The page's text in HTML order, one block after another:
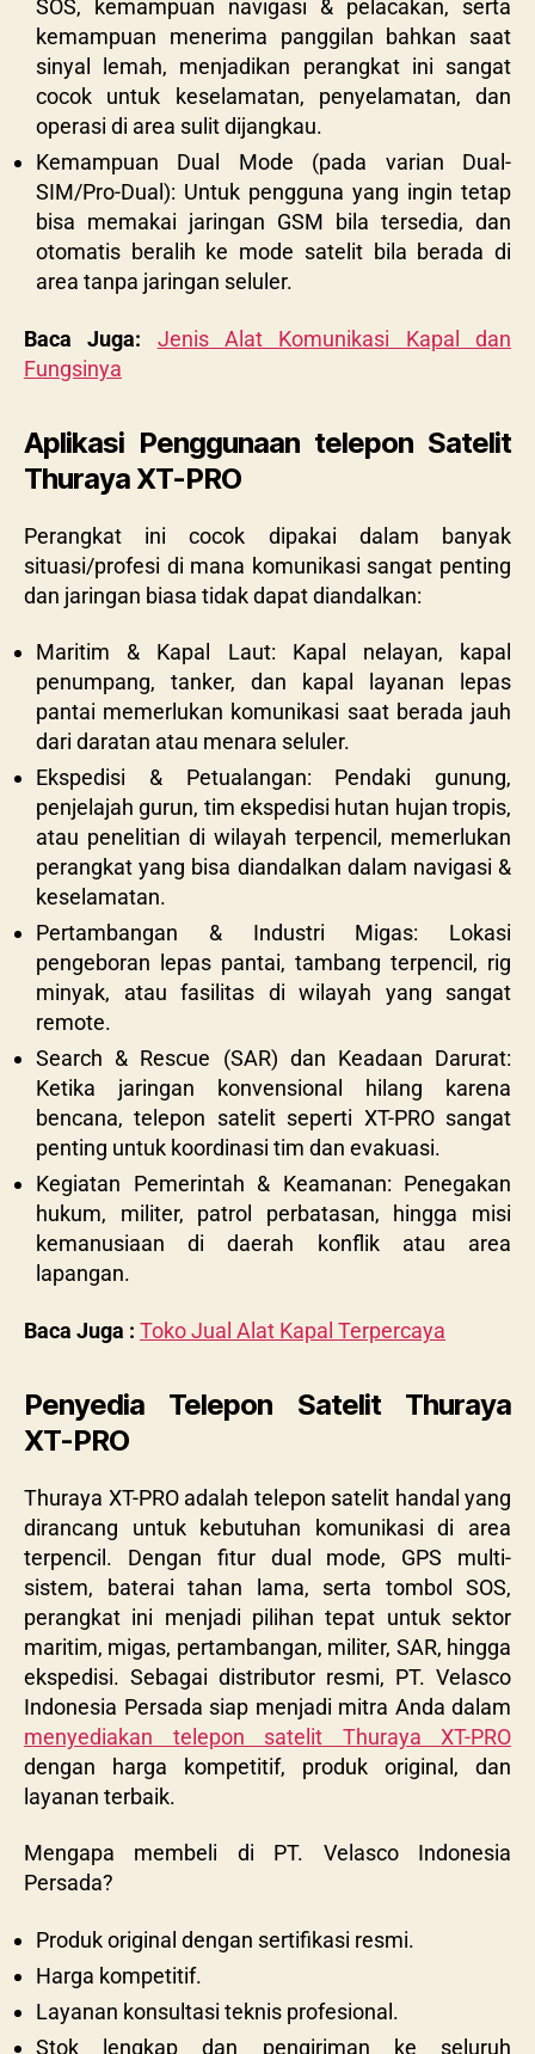
SOS, kemampuan navigasi & pelacakan, serta
kemampuan menerima panggilan bahkan saat
sinyal lemah, menjadikan perangkat ini sangat
cocok untuk keselamatan, penyelamatan, dan
operasi di area sulit dijangkau.
Kemampuan Dual Mode (pada varian Dual-
SIM/Pro-Dual): Untuk pengguna yang ingin tetap
bisa memakai jaringan GSM bila tersedia, dan
otomatis beralih ke mode satelit bila berada di
area tanpa jaringan seluler.
Baca Juga:
Jenis Alat Komunikasi Kapal dan
Fungsinya
Aplikasi Penggunaan telepon Satelit
Thuraya XT-PRO
Perangkat ini cocok dipakai dalam banyak
situasi/profesi di mana komunikasi sangat penting
dan jaringan biasa tidak dapat diandalkan:
Maritim & Kapal Laut: Kapal nelayan, kapal
penumpang, tanker, dan kapal layanan lepas
pantai memerlukan komunikasi saat berada jauh
dari daratan atau menara seluler.
Ekspedisi & Petualangan: Pendaki gunung,
penjelajah gurun, tim ekspedisi hutan hujan tropis,
atau penelitian di wilayah terpencil, memerlukan
perangkat yang bisa diandalkan dalam navigasi &
keselamatan.
Pertambangan & Industri Migas: Lokasi
pengeboran lepas pantai, tambang terpencil, rig
minyak, atau fasilitas di wilayah yang sangat
remote.
Search & Rescue (SAR) dan Keadaan Darurat:
Ketika jaringan konvensional hilang karena
bencana, telepon satelit seperti XT-PRO sangat
penting untuk koordinasi tim dan evakuasi.
Kegiatan Pemerintah & Keamanan: Penegakan
hukum, militer, patrol perbatasan, hingga misi
kemanusiaan di daerah konflik atau area
lapangan.
Baca Juga : Toko Jual Alat Kapal Terpercaya
Penyedia Telepon Satelit Thuraya
XT-PRO
Thuraya XT-PRO adalah telepon satelit handal yang
dirancang untuk kebutuhan komunikasi di area
terpencil. Dengan fitur dual mode, GPS multi-
sistem, baterai tahan lama, serta tombol SOS,
perangkat ini menjadi pilihan tepat untuk sektor
maritim, migas, pertambangan, militer, SAR, hingga
ekspedisi. Sebagai distributor resmi, PT. Velasco
Indonesia Persada siap menjadi mitra Anda dalam
menyediakan telepon satelit Thuraya XT-PRO
dengan harga kompetitif, produk original, dan
layanan terbaik.
Mengapa membeli di PT. Velasco Indonesia
Persada?
Produk original dengan sertifikasi resmi.
Harga kompetitif.
Layanan konsultasi teknis profesional.
Stok lengkap dan pengiriman ke seluruh